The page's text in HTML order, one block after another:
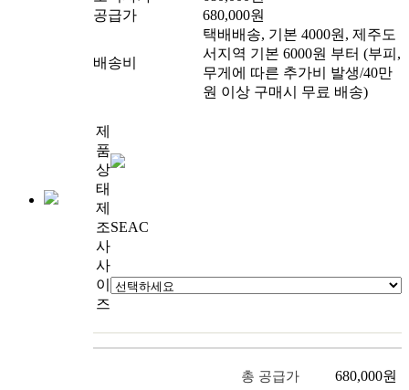
공급가
680,000원
배송비
택배배송, 기본 4000원, 제주도
서지역 기본 6000원 부터 (부피,
무게에 따른 추가비 발생/40만
원 이상 구매시 무료 배송)
제
품
상
태
제
조
사
SEAC
사
이
즈
총 공급가 680,000원